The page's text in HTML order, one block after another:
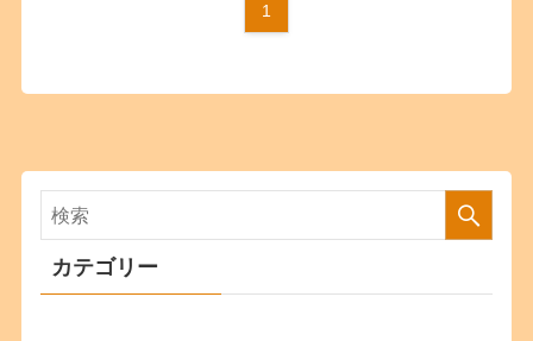
1
カテゴリー